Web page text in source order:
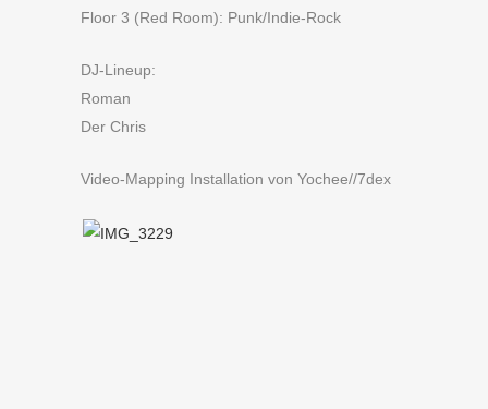
Floor 3 (Red Room): Punk/Indie-Rock
DJ-Lineup:
Roman
Der Chris
Video-Mapping Installation von Yochee//7dex